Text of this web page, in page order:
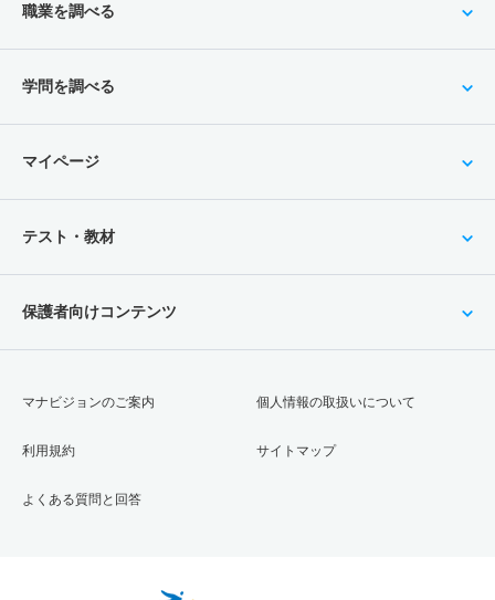
職業を調べる
学問を調べる
マイページ
テスト・教材
保護者向けコンテンツ
マナビジョンのご案内
利用規約
よくある質問と回答
個人情報の取扱いについて
サイトマップ